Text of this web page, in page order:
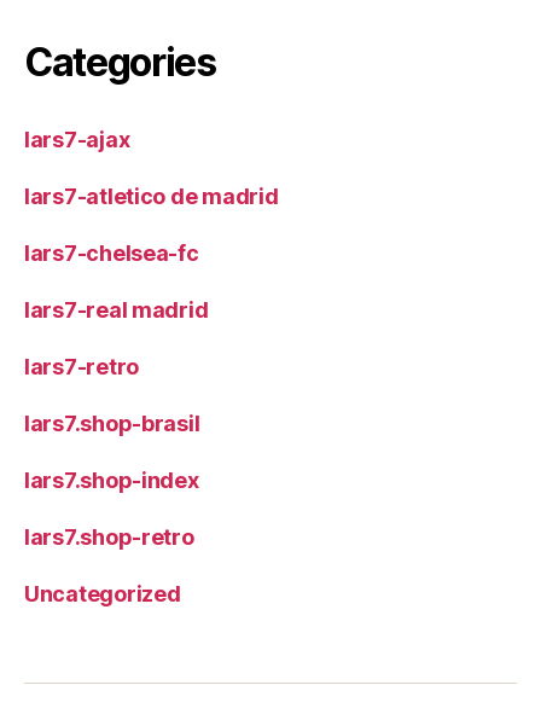
Categories
lars7-ajax
lars7-atletico de madrid
lars7-chelsea-fc
lars7-real madrid
lars7-retro
lars7.shop-brasil
lars7.shop-index
lars7.shop-retro
Uncategorized